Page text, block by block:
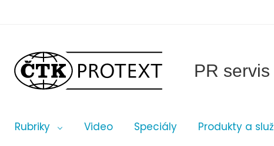
PR
Rubriky Video Speciály Produkty a